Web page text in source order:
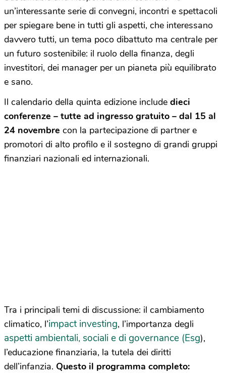
un’interessante serie di convegni, incontri e spettacoli
per spiegare bene in tutti gli aspetti, che interessano
davvero tutti, un tema poco dibattuto ma centrale per
un futuro sostenibile: il ruolo della finanza, degli
investitori, dei manager per un pianeta più equilibrato
e sano.
Il calendario della quinta edizione include dieci
conferenze – tutte ad ingresso gratuito – dal 15 al
24 novembre con la partecipazione di partner e
promotori di alto profilo e il sostegno di grandi gruppi
finanziari nazionali ed internazionali.
Tra i principali temi di discussione: il cambiamento
climatico, l’impact investing, l’importanza degli
aspetti ambientali, sociali e di governance (Esg),
l’educazione finanziaria, la tutela dei diritti
dell’infanzia. Questo il programma completo: